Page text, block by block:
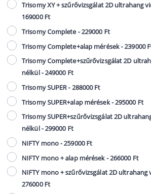
Trisomy XY + szűrővizsgálat 2D ultrahang
169000 Ft
Trisomy Complete - 229000 Ft
Trisomy Complete+alap mérések - 239000
Trisomy Complete+szűrővizsgálat 2D
nélkül - 249000 Ft
Trisomy SUPER - 288000 Ft
Trisomy SUPER+alap mérések - 295000 Ft
Trisomy SUPER+szűrővizsgálat 2D
nélkül - 299000 Ft
NIFTY mono - 259000 Ft
NIFTY mono + alap mérések - 266000 Ft
NIFTY mono + szűrővizsgálat 2D
276000 Ft